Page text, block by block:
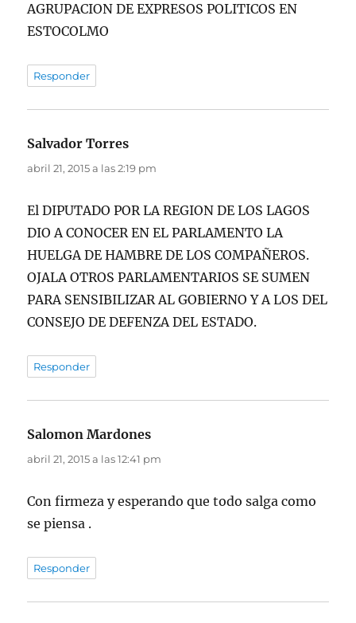
AGRUPACION DE EXPRESOS POLITICOS EN
ESTOCOLMO
Responder
Salvador Torres
abril 21, 2015 a las 2:19 pm
El DIPUTADO POR LA REGION DE LOS LAGOS
DIO A CONOCER EN EL PARLAMENTO LA
HUELGA DE HAMBRE DE LOS COMPAÑEROS.
OJALA OTROS PARLAMENTARIOS SE SUMEN
PARA SENSIBILIZAR AL GOBIERNO Y A LOS DEL
CONSEJO DE DEFENZA DEL ESTADO.
Responder
Salomon Mardones
abril 21, 2015 a las 12:41 pm
Con firmeza y esperando que todo salga como
se piensa .
Responder